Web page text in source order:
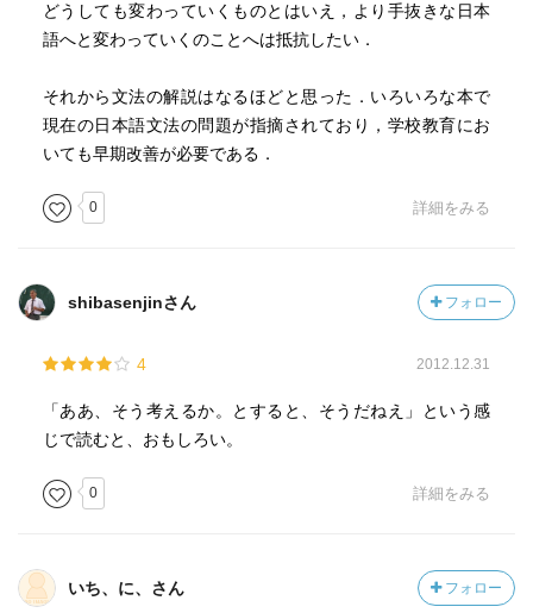
どうしても変わっていくものとはいえ，より手抜きな日本
語へと変わっていくのことへは抵抗したい．
それから文法の解説はなるほどと思った．いろいろな本で
現在の日本語文法の問題が指摘されており，学校教育にお
いても早期改善が必要である．
0 詳細をみる
shibasenjinさん フォロー
4 2012.12.31
「ああ、そう考えるか。とすると、そうだねえ」という感
じで読むと、おもしろい。
0 詳細をみる
いち、に、さん フォロー